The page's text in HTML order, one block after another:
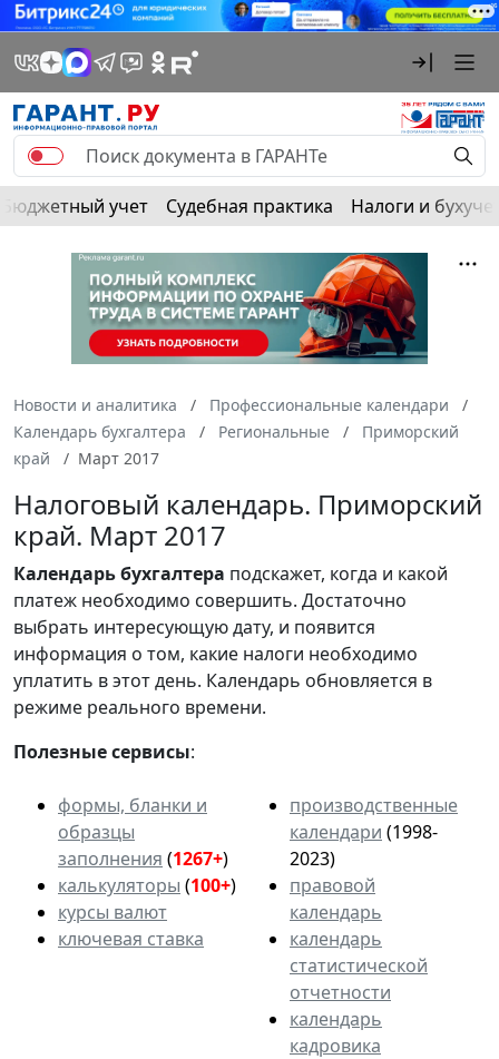
Бюджетный учет Судебная практика Налоги и
Новости и аналитика
Профессиональные календари
Календарь бухгалтера
Региональные
Приморский
край
Март 2017
Налоговый календарь. Приморский
край. Март 2017
Календарьбухгалтера подскажет, когда и какой
платеж необходимо совершить. Достаточно
выбрать интересующую дату, и появится
информация о том, какие налоги необходимо
уплатить в этот день. Календарь обновляется в
режиме реального времени.
Полезные сервисы:
формы, бланки и
образцы
заполнения (1267+)
калькуляторы (100+)
курсы валют
ключевая ставка
производственные
календари (1998-
2023)
правовой
календарь
календарь
статистической
отчетности
календарь
кадровика